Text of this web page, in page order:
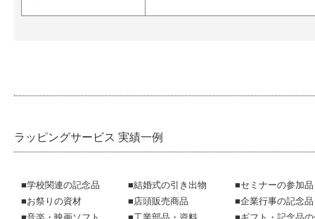
ラッピングサービス 実績一例
■学校関連の記念品
■お祭りの資材
■結婚式の引き出物
■店頭販売商品
■セミナーの参加品
■企業行事の記念品